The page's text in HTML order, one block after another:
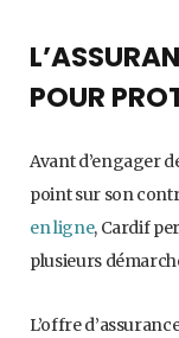
POUR
Avant d’engager
point sur son
en ligne, Cardif
plusieurs
L’offre